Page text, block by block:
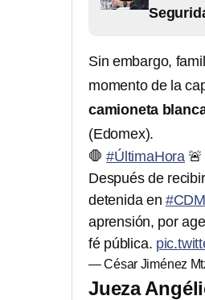
Sin embargo,
momento de la
camioneta
(Edomex).
🛑#ÚltimaHora 🚨
Después de
detenida en
aprensión, por
fé pública.
— César Jiménez
Jueza